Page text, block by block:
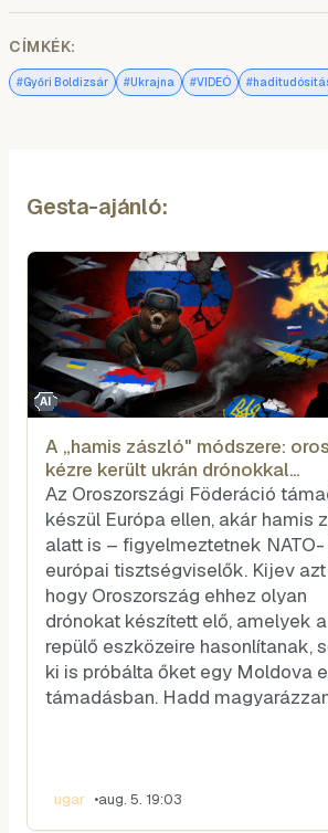
CÍMKÉK:
#Győri Boldizsár #Ukrajna #VIDEÓ #
Gesta-ajánló:
AI
A „hamis zászló" módszere:
kézre került ukrán drónokkal
provokálná Európát Moszkva
Az Oroszországi Föderáció
készül Európa ellen, akár hamis
alatt is – figyelmeztetnek NATO-
európai tisztségviselők. Kijev
hogy Oroszország ehhez olyan
drónokat készített elő, amelyek
repülő eszközeire hasonlítanak,
ki is próbálta őket egy Moldova
támadásban. Hadd
ugar •aug. 5. 19:03